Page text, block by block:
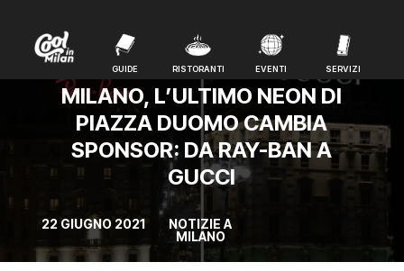
GUIDE RISTORANTI EVENTI SERVIZI
GUIDE RISTORANTI EVENTI SERVIZI
MILANO, L’ULTIMO NEON DI
PIAZZA DUOMO CAMBIA
SPONSOR: DA RAY-BAN A
GUCCI
22 GIUGNO 2021
NOTIZIE A
MILANO